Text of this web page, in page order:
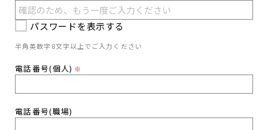
パスワードを表示する
半角英数字8文字以上でご入力ください
電話番号(個人) ※
電話番号(職場)